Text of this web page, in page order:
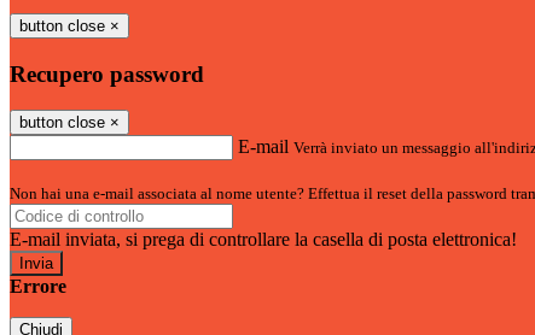
button close ×
Recupero password
button close ×
E-mail Verrà inviato un messaggio
Non hai una e-mail associata al nome utente? Effettua il reset della password
E-mail inviata, si prega di controllare la casella di posta elettronica!
Errore
Chiudi